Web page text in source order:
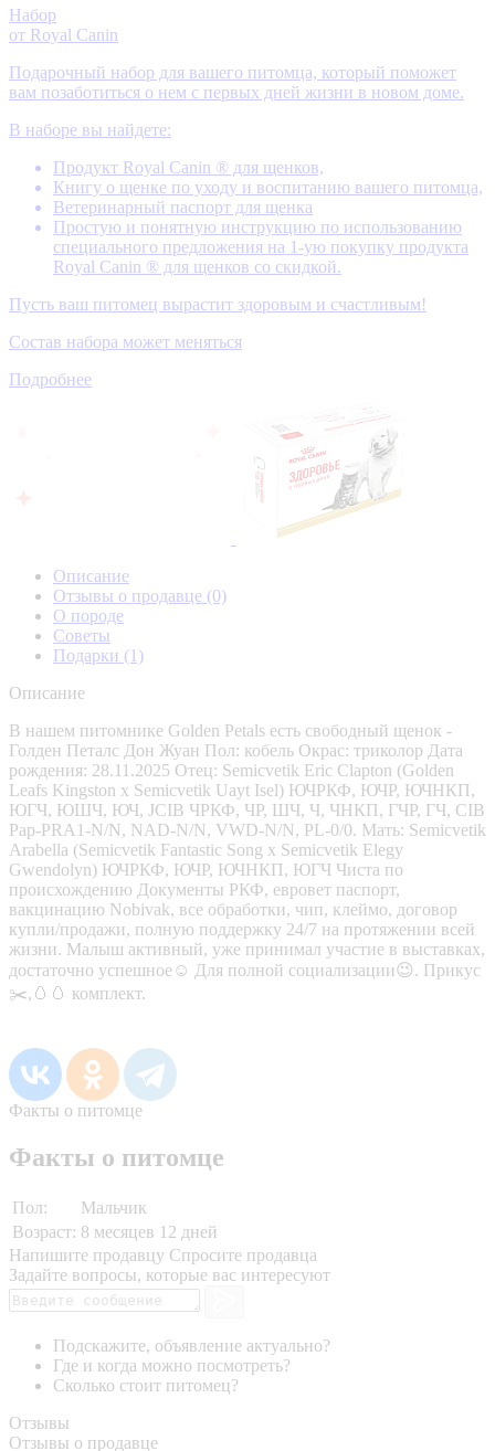
Набор
от Royal Canin
Подарочный набор для вашего питомца, который поможет
вам позаботиться о нем с первых дней жизни в новом доме.
В наборе вы найдете:
Продукт Royal Canin ® для щенков,
Книгу о щенке по уходу и воспитанию вашего питомца,
Ветеринарный паспорт для щенка
Простую и понятную инструкцию по использованию
специального предложения на 1-ую покупку продукта
Royal Canin ® для щенков со скидкой.
Пусть ваш питомец вырастит здоровым и счастливым!
Состав набора может меняться
Подробнее
Описание
Отзывы о продавце (0)
О породе
Советы
Подарки (1)
Описание
В нашем питомнике Golden Petals есть свободный щенок -
Голден Петалс Дон Жуан Пол: кобель Окрас: триколор Дата
рождения: 28.11.2025 Отец: Semicvetik Eric Clapton (Golden
Leafs Kingston x Semicvetik Uayt Isel) ЮЧРКФ, ЮЧР, ЮЧНКП,
ЮГЧ, ЮШЧ, ЮЧ, JCIB ЧРКФ, ЧР, ШЧ, Ч, ЧНКП, ГЧР, ГЧ, CIB
Pap-PRA1-N/N, NAD-N/N, VWD-N/N, PL-0/0. Мать: Semicvetik
Arabella (Semicvetik Fantastic Song x Semicvetik Elegy
Gwendolyn) ЮЧРКФ, ЮЧР, ЮЧНКП, ЮГЧ Чиста по
происхождению Документы РКФ, евровет паспорт,
вакцинацию Nobivak, все обработки, чип, клеймо, договор
купли/продажи, полную поддержку 24/7 на протяжении всей
жизни. Малыш активный, уже принимал участие в выставках,
достаточно успешное☺️ Для полной социализации😉. Прикус
✂️,🥚🥚 комплект.
Факты о питомце
Факты о питомце
Пол:
Мальчик
Возраст: 8 месяцев 12 дней
Напишите продавцу Спросите продавца
Задайте вопросы, которые вас интересуют
Подскажите, объявление актуально?
Где и когда можно посмотреть?
Сколько стоит питомец?
Отзывы
Отзывы о продавце